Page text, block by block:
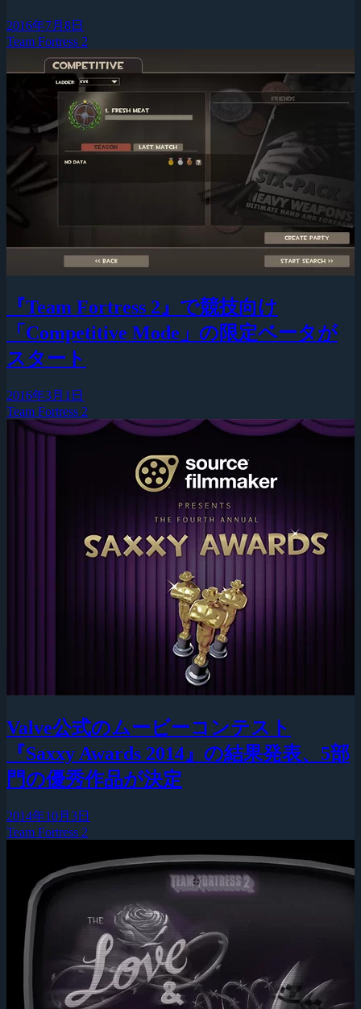
2016年7月8日
Team Fortress 2
『Team Fortress 2』で競技向け
「Competitive Mode」の限定ベータが
スタート
2016年3月1日
Team Fortress 2
Valve公式のムービーコンテスト
『Saxxy Awards 2014』の結果発表、5部
門の優秀作品が決定
2014年10月3日
Team Fortress 2